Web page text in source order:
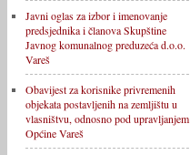
Javni oglas za izbor i imenovanje
predsjednika i članova Skupštine
Javnog komunalnog preduzeća d.o.o.
Vareš
Obavijest za korisnike privremenih
objekata postavljenih na zemljištu u
vlasništvu, odnosno pod upravljanjem
Općine Vareš